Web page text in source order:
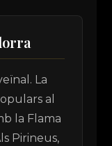
La
al
la Flama
Pirineus,